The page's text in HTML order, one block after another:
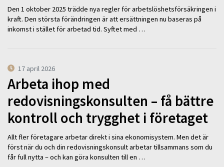
Den 1 oktober 2025 trädde nya regler för arbetslöshetsförsäkringen i
kraft. Den största förändringen är att ersättningen nu baseras på
inkomst i stället för arbetad tid. Syftet med …
17 april 2026
Arbeta ihop med
redovisningskonsulten – få bättre
kontroll och trygghet i företaget
Allt fler företagare arbetar direkt i sina ekonomisystem. Men det är
först när du och din redovisningskonsult arbetar tillsammans som du
får full nytta – och kan göra konsulten till en …